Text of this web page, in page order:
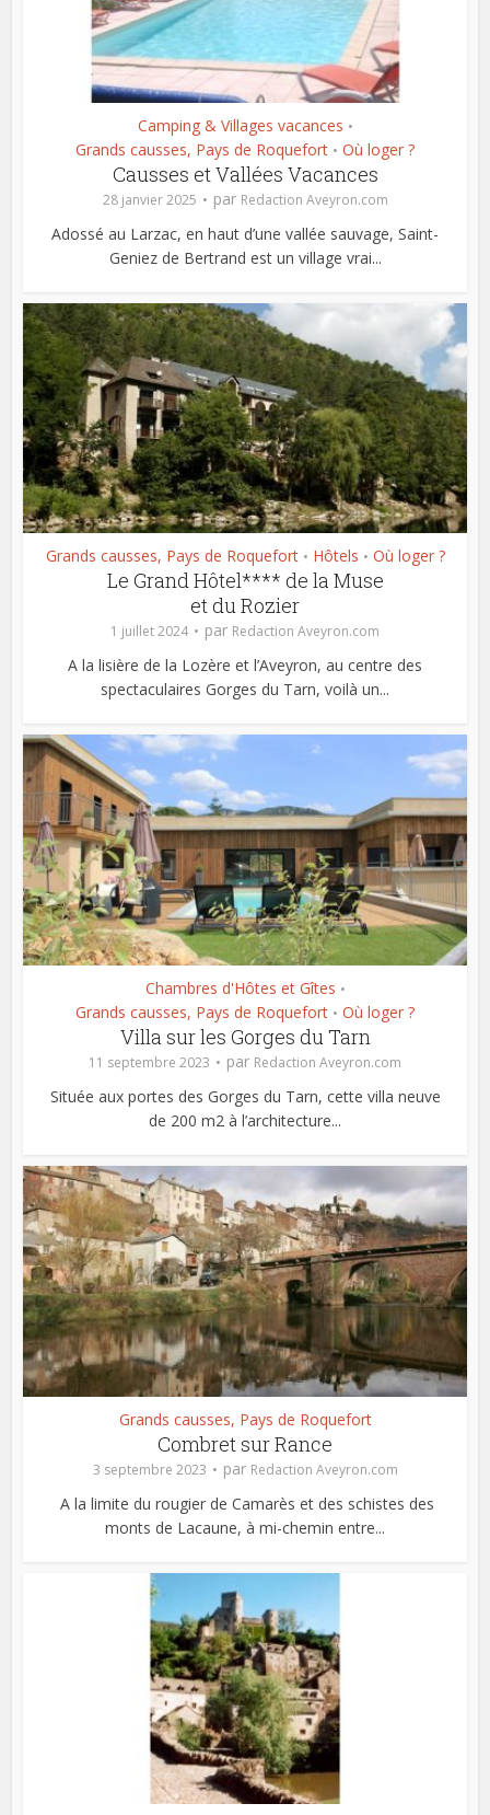
Camping & Villages vacances •
Grands causses, Pays de Roquefort • Où loger ?
Causses et Vallées Vacances
28 janvier 2025 par Redaction Aveyron.com
Adossé au Larzac, en haut d’une vallée sauvage, Saint-
Geniez de Bertrand est un village vrai...
Grands causses, Pays de Roquefort • Hôtels • Où loger ?
Le Grand Hôtel**** de la Muse
et du Rozier
1 juillet 2024 par Redaction Aveyron.com
A la lisière de la Lozère et l’Aveyron, au centre des
spectaculaires Gorges du Tarn, voilà un...
Chambres d'Hôtes et Gîtes •
Grands causses, Pays de Roquefort • Où loger ?
Villa sur les Gorges du Tarn
11 septembre 2023 par Redaction Aveyron.com
Située aux portes des Gorges du Tarn, cette villa neuve
de 200 m2 à l’architecture...
Grands causses, Pays de Roquefort
Combret sur Rance
3 septembre 2023 par Redaction Aveyron.com
A la limite du rougier de Camarès et des schistes des
monts de Lacaune, à mi-chemin entre...